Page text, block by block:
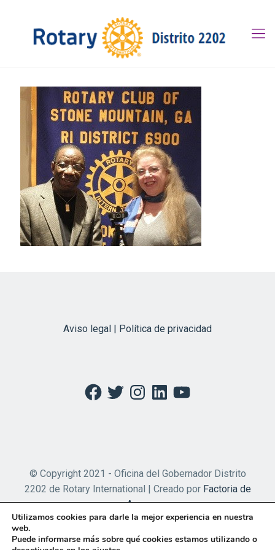
Aviso legal | Política de privacidad
Facebook
TwitterInstagramLinkedInYouTube
© Copyright 2021 - Oficina del Gobernador Distrito
2202 de Rotary International | Creado por Factoria de
Apps
Utilizamos cookies para darle la mejor experiencia en nuestra
web.
Puede informarse más sobre qué cookies estamos utilizando o